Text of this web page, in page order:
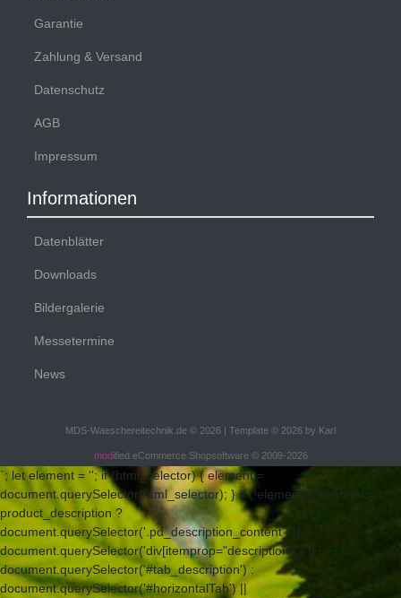
Garantie
Zahlung & Versand
Datenschutz
AGB
Impressum
Informationen
Datenblätter
Downloads
Bildergalerie
Messetermine
News
MDS-Waeschereitechnik.de © 2026 | Template © 2026 by Karl
modified eCommerce Shopsoftware © 2009-2026
`; let element = ''; if (html_selector) { element =
document.querySelector(html_selector); } if (!element) { element =
product_description ?
document.querySelector('.pd_description_content') ||
document.querySelector('div[itemprop="description"]') ||
document.querySelector('#tab_description') :
document.querySelector('#horizontalTab') ||